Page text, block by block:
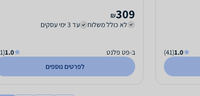
1.0
(41)
309
₪
לא כולל משלוח
עד 3 ימי עסקים
ב-פט פלנט 1.0
(41)
לפרטים נוספים